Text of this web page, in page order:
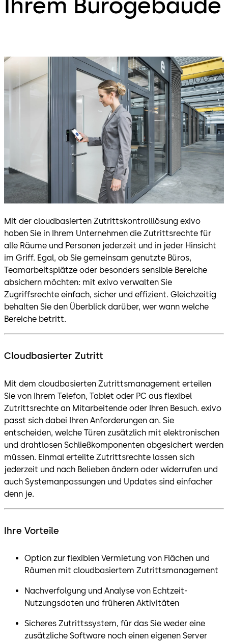
Mit der cloudbasierten Zutrittskontrolllösung exivo
haben Sie in Ihrem Unternehmen die Zutrittsrechte für
alle Räume und Personen jederzeit und in jeder Hinsicht
im Griff. Egal, ob Sie gemeinsam genutzte Büros,
Teamarbeitsplätze oder besonders sensible Bereiche
absichern möchten: mit exivo verwalten Sie
Zugriffsrechte einfach, sicher und effizient. Gleichzeitig
behalten Sie den Überblick darüber, wer wann welche
Bereiche betritt.
Cloudbasierter Zutritt
Mit dem cloudbasierten Zutrittsmanagement erteilen
Sie von Ihrem Telefon, Tablet oder PC aus flexibel
Zutrittsrechte an Mitarbeitende oder Ihren Besuch. exivo
passt sich dabei Ihren Anforderungen an. Sie
entscheiden, welche Türen zusätzlich mit elektronischen
und drahtlosen Schließkomponenten abgesichert werden
müssen. Einmal erteilte Zutrittsrechte lassen sich
jederzeit und nach Belieben ändern oder widerrufen und
auch Systemanpassungen und Updates sind einfacher
denn je.
Ihre Vorteile
Option zur flexiblen Vermietung von Flächen und
Räumen mit cloudbasiertem Zutrittsmanagement
Nachverfolgung und Analyse von Echtzeit-
Nutzungsdaten und früheren Aktivitäten
Sicheres Zutrittssystem, für das Sie weder eine
zusätzliche Software noch einen eigenen Server